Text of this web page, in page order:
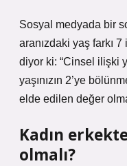
Sosyal medyada bir
aranızdaki yaş farkı
diyor ki: “Cinsel ilişki
yaşınızın 2’ye
elde edilen değer
Kadın
olmalı?